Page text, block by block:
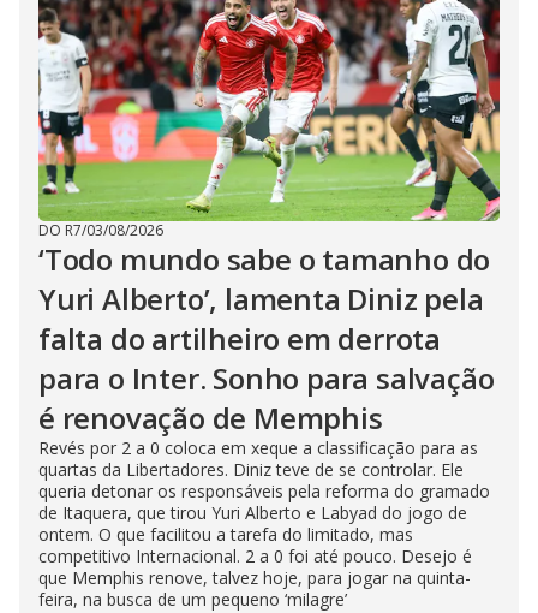
DO R7/03/08/2026
‘Todo mundo sabe o tamanho do
Yuri Alberto’, lamenta Diniz pela
falta do artilheiro em derrota
para o Inter. Sonho para salvação
é renovação de Memphis
Revés por 2 a 0 coloca em xeque a classificação para as
quartas da Libertadores. Diniz teve de se controlar. Ele
queria detonar os responsáveis pela reforma do gramado
de Itaquera, que tirou Yuri Alberto e Labyad do jogo de
ontem. O que facilitou a tarefa do limitado, mas
competitivo Internacional. 2 a 0 foi até pouco. Desejo é
que Memphis renove, talvez hoje, para jogar na quinta-
feira, na busca de um pequeno ‘milagre’